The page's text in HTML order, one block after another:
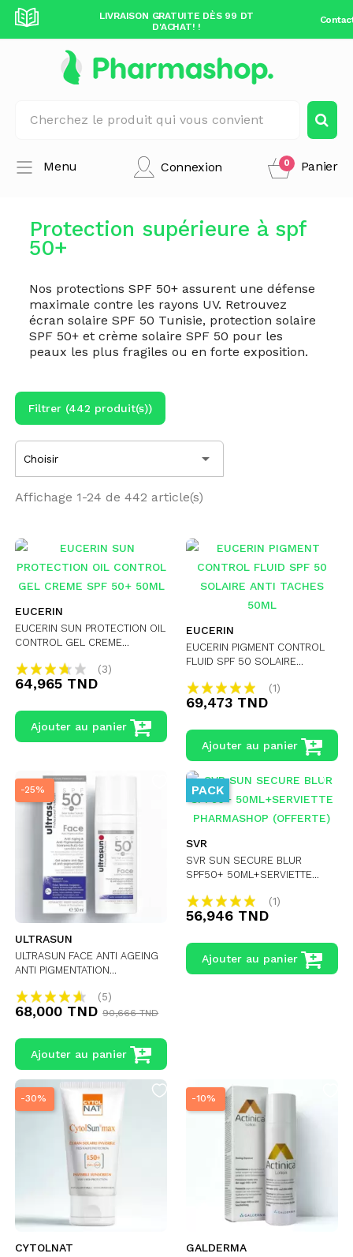
99 DT
LIVRAISON GRATUITE DÈS 99 DT
D'ACHAT! !
Connexion Panier
0
Menu
Protection supérieure à spf
50+
Nos protections SPF 50+ assurent une défense
maximale contre les rayons UV. Retrouvez
écran solaire SPF 50 Tunisie, protection solaire
SPF 50+ et crème solaire SPF 50 pour les
peaux les plus fragiles ou en forte exposition.
Filtrer (442 produit(s))
Choisir 
Affichage 1-24 de 442 article(s)
EUCERIN
EUCERIN SUN PROTECTION OIL
CONTROL GEL CREME...
(3)
64,965 TND
Ajouter au panier
EUCERIN
EUCERIN PIGMENT CONTROL
FLUID SPF 50 SOLAIRE...
(1)
69,473 TND
Ajouter au panier
-25%
ULTRASUN
ULTRASUN FACE ANTI AGEING
ANTI PIGMENTATION...
(5)
68,000 TND 90,666 TND
Ajouter au panier
PACK
SVR
SVR SUN SECURE BLUR
SPF50+ 50ML+SERVIETTE...
(1)
56,946 TND
Ajouter au panier
-30%
CYTOLNAT
-10%
GALDERMA